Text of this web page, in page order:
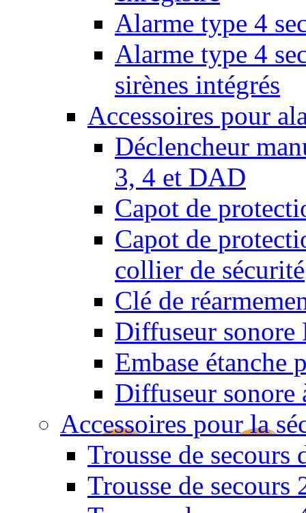
Alarme type 4
Alarme type 4
sirènes intégrés
Accessoires pour
Déclencheur
3, 4 et DAD
Capot de
Capot de
collier de sécurité
Clé de
Diffuseur sonore
Embase étanche
Diffuseur sonore
Accessoires pour la
Trousse de secours
Trousse de secours